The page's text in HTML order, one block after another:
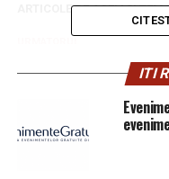
ARTICOLE PE ACEIASI
Netul versus Macron.
semnează pentru
un consilier va fi
homofobe și rasiste” |
ITI